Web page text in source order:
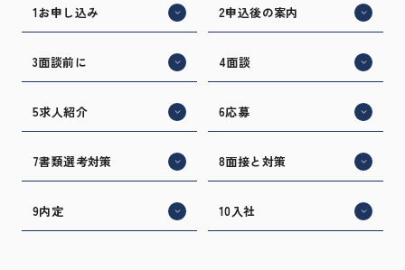
1お申し込み 2申込後の案内
3面談前に 4面談
5求人紹介 6応募
7書類選考対策 8面接と対策
9内定 10入社